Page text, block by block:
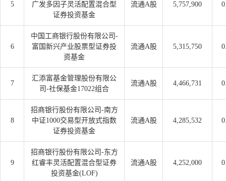
5
广发多因子灵活配置混合型
证券投资基金
流通A股 5,757,900
6
中国工商银行股份有限公司-
富国新兴产业股票型证券投
资基金
流通A股 5,315,750
7
汇添富基金管理股份有限公
司-社保基金17022组合
流通A股 4,466,731
8
招商银行股份有限公司-南方
中证1000交易型开放式指数
证券投资基金
流通A股 4,285,532
9
招商银行股份有限公司-东方
红睿丰灵活配置混合型证券
投资基金(LOF)
流通A股 4,252,000